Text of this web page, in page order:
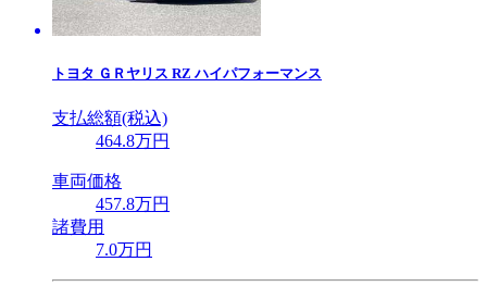
トヨタ ＧＲヤリス RZ ハイパフォーマンス
支払総額(税込)
464.8万円
車両価格
457.8万円
諸費用
7.0万円